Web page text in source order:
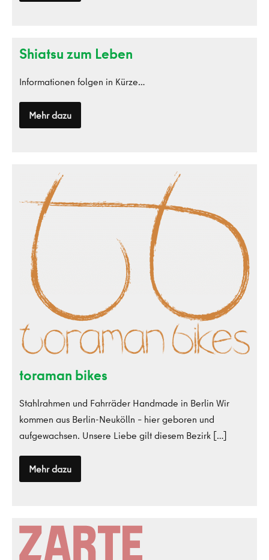
Shiatsu zum Leben
Informationen folgen in Kürze…
Mehr dazu
Shiatsu
zum
toraman bikes
Stahlrahmen und Fahrräder Handmade in Berlin Wir
kommen aus Berlin-Neukölln – hier geboren und
aufgewachsen. Unsere Liebe gilt diesem Bezirk […]
Mehr dazu
toraman
bikes
Zarte
Bande